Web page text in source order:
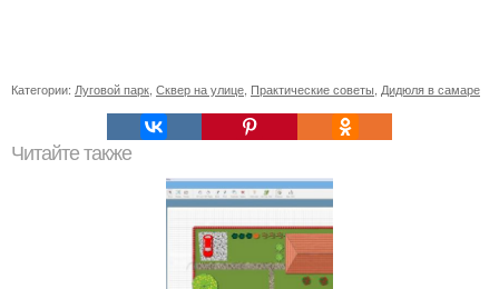
Категории: Луговой парк Сквер на улице Практические советы Дидюля в самаре
Читайте также